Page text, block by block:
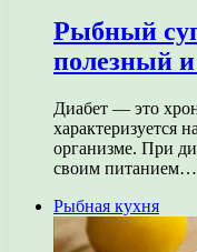
Рыбный
полезный
Диабет — это
характеризуется
организме. При
своим питанием…
Рыбная кухня